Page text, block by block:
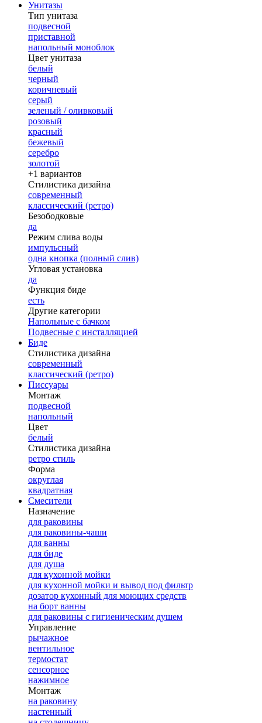
Унитазы
Тип унитаза
подвесной
приставной
напольный моноблок
Цвет унитаза
белый
черный
коричневый
серый
зеленый / оливковый
розовый
красный
бежевый
серебро
золотой
+1 вариантов
Стилистика дизайна
современный
классический (ретро)
Безободковые
да
Режим слива воды
импульсный
одна кнопка (полный слив)
Угловая установка
да
Функция биде
есть
Другие категории
Напольные с бачком
Подвесные с инсталляцией
Биде
Стилистика дизайна
современный
классический (ретро)
Писсуары
Монтаж
подвесной
напольный
Цвет
белый
Стилистика дизайна
ретро стиль
Форма
округлая
квадратная
Смесители
Назначение
для раковины
для раковины-чаши
для ванны
для биде
для душа
для кухонной мойки
для кухонной мойки и вывод под фильтр
дозатор кухонный для моющих средств
на борт ванны
для раковины с гигиеническим душем
Управление
рычажное
вентильное
термостат
сенсорное
нажимное
Монтаж
на раковину
настенный